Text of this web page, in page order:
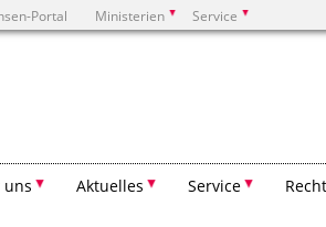
Portal Ministerien Service
Aktuelles Service